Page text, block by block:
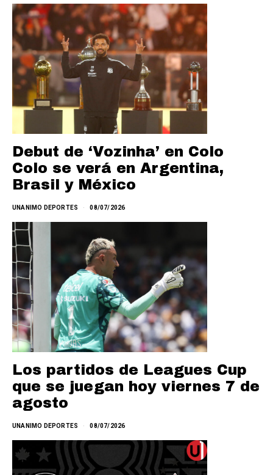
Debut de ‘Vozinha’ en Colo
Colo se verá en Argentina,
Brasil y México
UNANIMO DEPORTES 08/07/2026
Los partidos de Leagues Cup
que se juegan hoy viernes 7 de
agosto
UNANIMO DEPORTES 08/07/2026